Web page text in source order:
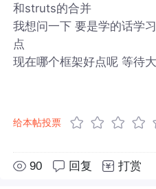
和struts的合并
我想问一下 要是学的话学
点
现在哪个框架好点呢 等待
给本帖投票
90 回复 打赏